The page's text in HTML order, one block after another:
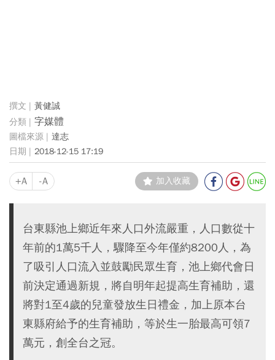
黃健誠
字媒體
達志
2018-12-15 17:19
+A -A 加入收藏
台東縣池上鄉近年來人口外流嚴重，人口數從十
年前的1萬5千人，驟降至今年僅約8200人，為
了吸引人口流入並鼓勵民眾生育，池上鄉代會日
前決定通過新規，將自明年起提高生育補助，還
將對1至4歲的兒童發放生日禮金，加上原本台
東縣府給予的生育補助，等於生一胎最高可領7
萬元，創全台之冠。